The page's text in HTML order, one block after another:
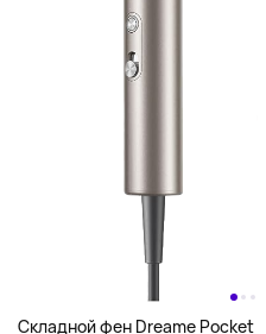
Складной фен Dreame Pocket